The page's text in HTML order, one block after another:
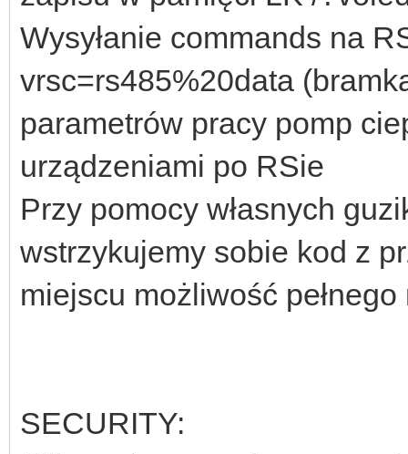
Wysyłanie commands na
vrsc=rs485%20data
parametrów pracy pomp
urządzeniami po RSie
Przy pomocy własnych
wstrzykujemy sobie kod z
miejscu możliwość
SECURITY: